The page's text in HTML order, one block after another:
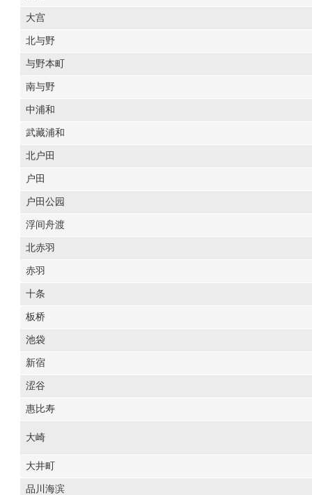
大宫
北与野
与野本町
南与野
中浦和
武藏浦和
北户田
户田
户田公园
浮间舟渡
北赤羽
赤羽
十条
板桥
池袋
新宿
涩谷
惠比寿
大崎
大井町
品川海滨